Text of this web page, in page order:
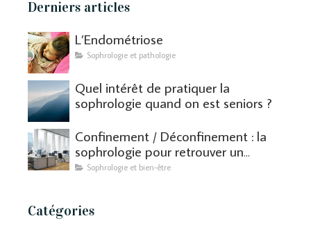
Derniers articles
L’Endométriose
Sophrologie et pathologie
Quel intérêt de pratiquer la
sophrologie quand on est seniors ?
Confinement / Déconfinement : la
sophrologie pour retrouver un
équilibre
Sophrologie et bien-être
Catégories